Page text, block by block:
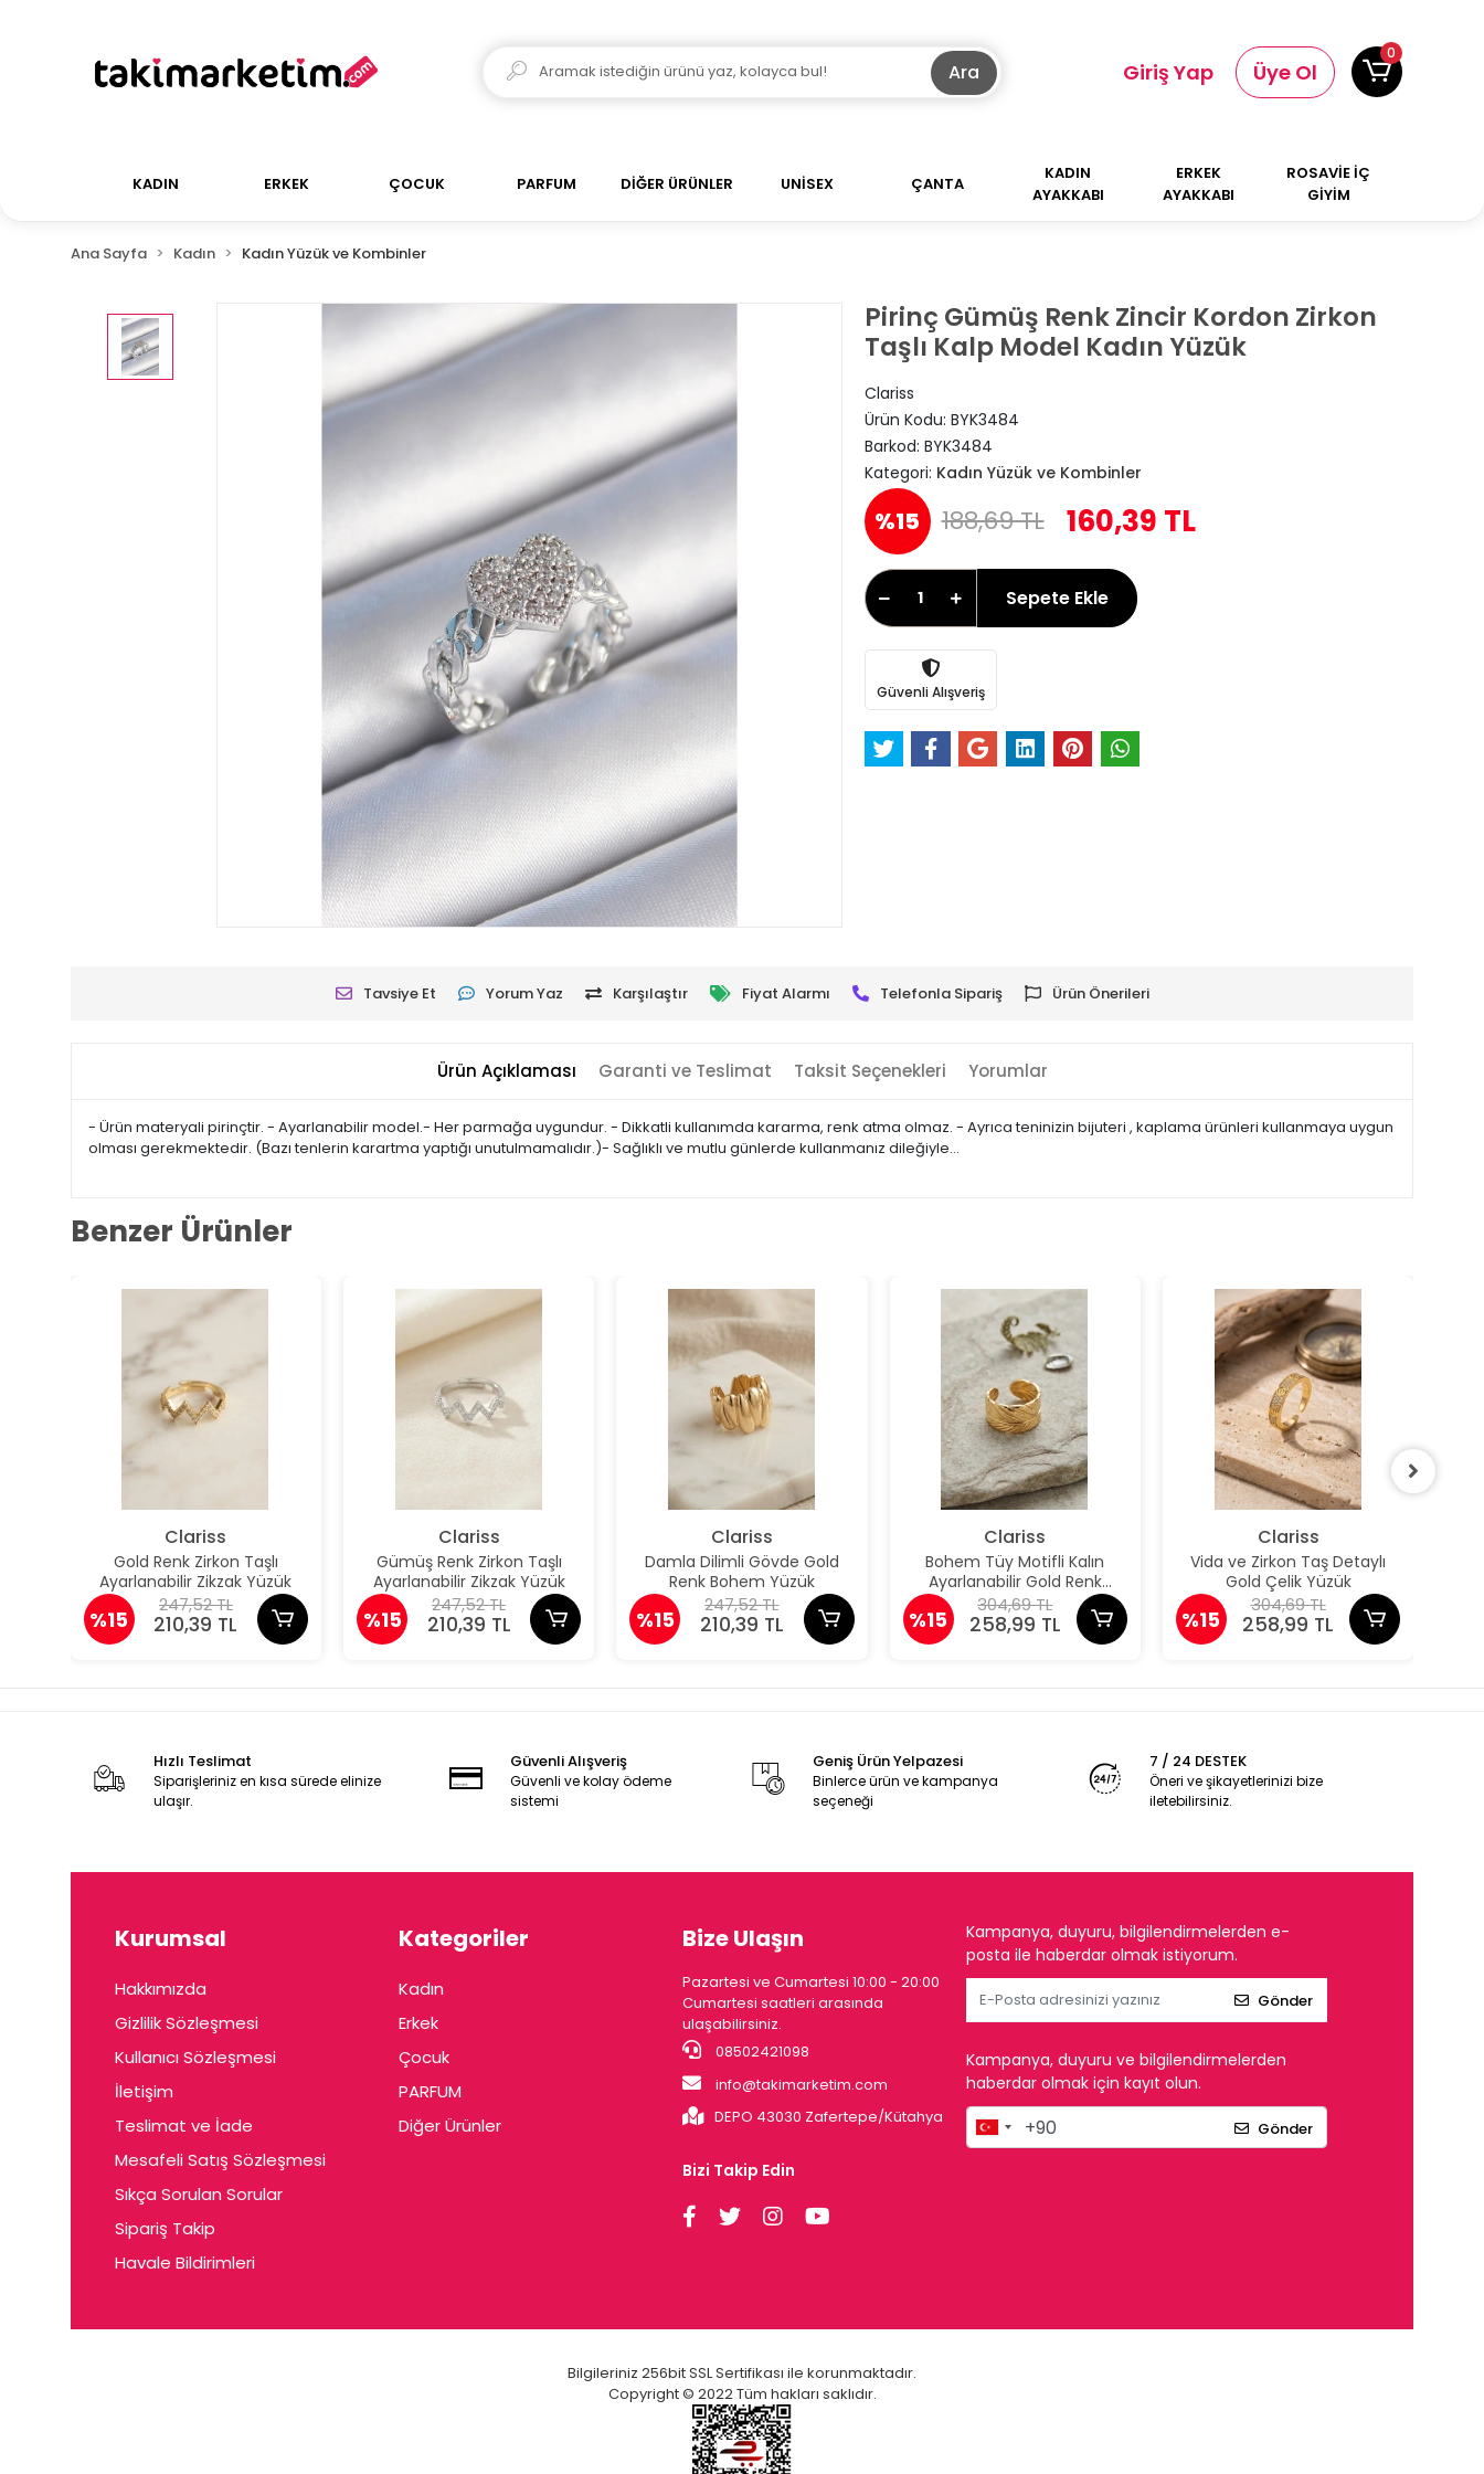
Ara Giriş Yap Üye Ol
0
KADIN ERKEK ÇOCUK PARFUM DİĞER ÜRÜNLER UNİSEX ÇANTA
KADIN
AYAKKABI
ERKEK
AYAKKABI
ROSAVİE İÇ
GİYİM
Ana Sayfa Kadın Kadın Yüzük ve Kombinler
Pirinç Gümüş Renk Zincir Kordon Zirkon
Taşlı Kalp Model Kadın Yüzük
Clariss
Ürün Kodu: BYK3484
Barkod: BYK3484
Kategori: Kadın Yüzük ve Kombinler
%15 188,69 TL 160,39 TL
Sepete Ekle
Güvenli Alışveriş
Tavsiye Et Yorum Yaz Karşılaştır Fiyat Alarmı Telefonla Sipariş Ürün Önerileri
Ürün Açıklaması Garanti ve Teslimat Taksit Seçenekleri Yorumlar
- Ürün materyali pirinçtir. - Ayarlanabilir model.- Her parmağa uygundur. - Dikkatli kullanımda kararma, renk atma olmaz. - Ayrıca teninizin bijuteri , kaplama ürünleri kullanmaya uygun
olması gerekmektedir. (Bazı tenlerin karartma yaptığı unutulmamalıdır.)- Sağlıklı ve mutlu günlerde kullanmanız dileğiyle…
Benzer Ürünler
Clariss
Gold Renk Zirkon Taşlı
Ayarlanabilir Zikzak Yüzük
%15
247,52 TL
210,39 TL
Clariss
Gümüş Renk Zirkon Taşlı
Ayarlanabilir Zikzak Yüzük
%15
247,52 TL
210,39 TL
Clariss
Damla Dilimli Gövde Gold
Renk Bohem Yüzük
%15
247,52 TL
210,39 TL
Clariss
Bohem Tüy Motifli Kalın
Ayarlanabilir Gold Renk
Yüzük
%15
304,69 TL
258,99 TL
Clariss
Vida ve Zirkon Taş Detaylı
Gold Çelik Yüzük
%15
304,69 TL
258,99 TL
Hızlı Teslimat
Siparişleriniz en kısa sürede elinize
ulaşır.
Güvenli Alışveriş
Güvenli ve kolay ödeme
sistemi
Geniş Ürün Yelpazesi
Binlerce ürün ve kampanya
seçeneği
7 / 24 DESTEK
Öneri ve şikayetlerinizi bize
iletebilirsiniz.
Kurumsal
Hakkımızda
Gizlilik Sözleşmesi
Kullanıcı Sözleşmesi
İletişim
Teslimat ve İade
Mesafeli Satış Sözleşmesi
Sıkça Sorulan Sorular
Sipariş Takip
Havale Bildirimleri
Kategoriler
Kadın
Erkek
Çocuk
PARFUM
Diğer Ürünler
Bize Ulaşın
Pazartesi ve Cumartesi 10:00 - 20:00
Cumartesi saatleri arasında
ulaşabilirsiniz.
08502421098
info@takimarketim.com
DEPO 43030 Zafertepe/Kütahya
Bizi Takip Edin
Kampanya, duyuru, bilgilendirmelerden e-
posta ile haberdar olmak istiyorum.
Gönder
Kampanya, duyuru ve bilgilendirmelerden
haberdar olmak için kayıt olun.
Gönder
Bilgileriniz 256bit SSL Sertifikası ile korunmaktadır.
Copyright © 2022 Tüm hakları saklıdır.